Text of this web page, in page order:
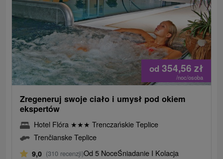
od 354,56 zł
/noc/osoba
Zregeneruj swoje ciało i umysł pod okiem
ekspertów
Hotel Flóra ★★★ Trenczańskie Teplice
Trenčianske Teplice
9,0 (310 recenzji)Od 5 NoceŚniadanie I Kolacja